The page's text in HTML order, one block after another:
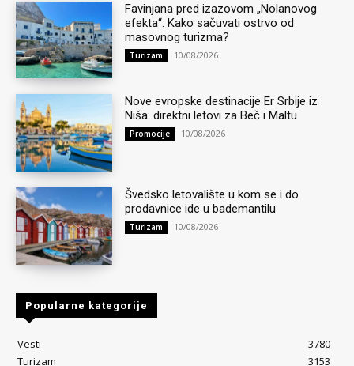
Favinjana pred izazovom „Nolanovog
efekta“: Kako sačuvati ostrvo od
masovnog turizma?
Turizam 10/08/2026
Nove evropske destinacije Er Srbije iz
Niša: direktni letovi za Beč i Maltu
Promocije 10/08/2026
Švedsko letovalište u kom se i do
prodavnice ide u bademantilu
Turizam 10/08/2026
Popularne kategorije
Vesti
3780
Turizam
3153